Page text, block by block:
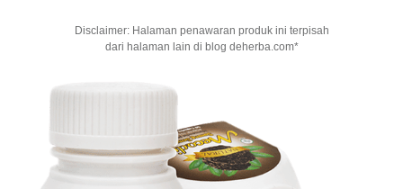
Disclaimer:Halaman penawaran produk ini terpisah
dari halaman lain di blog deherba.com*